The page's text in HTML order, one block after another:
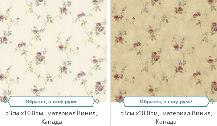
Образец в шоу-руме
53см x10.05м, материал Винил,
Канада
Образец в шоу-руме
53см x10.05м, материал Винил,
Канада